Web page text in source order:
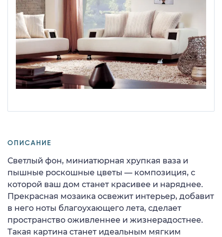
ОПИСАНИЕ
Светлый фон, миниатюрная хрупкая ваза и
пышные роскошные цветы — композиция, с
которой ваш дом станет красивее и наряднее.
Прекрасная мозаика освежит интерьер, добавит
в него ноты благоухающего лета, сделает
пространство оживленнее и жизнерадостнее.
Такая картина станет идеальным мягким